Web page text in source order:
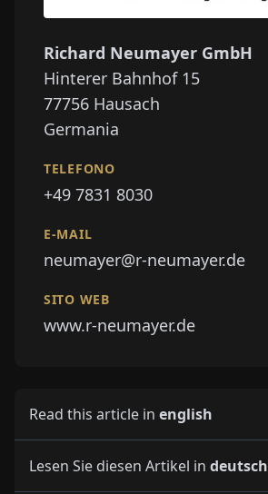
Richard Neumayer GmbH
Hinterer Bahnhof 15
77756 Hausach
Germania
TELEFONO
+49 7831 8030
E-MAIL
neumayer@r-neumayer.de
SITO WEB
www.r-neumayer.de
Read this article in english
Lesen Sie diesen Artikel in deutsch